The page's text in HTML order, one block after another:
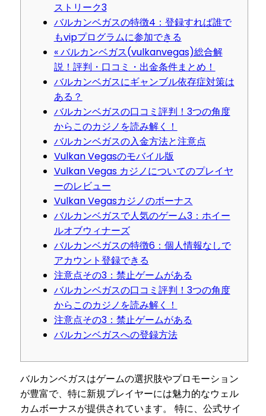
ストリーク3
バルカンベガスの特徴4：登録すれば誰で
もvipプログラムに参加できる
« バルカンベガス(vulkanvegas)総合解
説！評判・口コミ・出金条件まとめ！
バルカンベガスにギャンブル依存症対策は
ある？
バルカンベガスの口コミ評判！3つの角度
からこのカジノを読み解く！
バルカンベガスの入金方法と注意点
Vulkan Vegasのモバイル版
Vulkan Vegas カジノについてのプレイヤ
ーのレビュー
Vulkan Vegasカジノのボーナス
バルカンベガスで人気のゲーム3：ホイー
ルオブウィナーズ
バルカンベガスの特徴6：個人情報なしで
アカウント登録できる
注意点その3：禁止ゲームがある
バルカンベガスの口コミ評判！3つの角度
からこのカジノを読み解く！
注意点その3：禁止ゲームがある
バルカンベガスへの登録方法
バルカンベガスはゲームの選択肢やプロモーション
が豊富で、特に新規プレイヤーには魅力的なウェル
カムボーナスが提供されています。 特に、公式サイ